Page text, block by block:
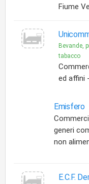
Fiume
Bevande,
tabacco
ed affini
Emisfero
generi
non
E.C.F.